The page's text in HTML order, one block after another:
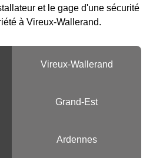
et le gage d'une sécurité
à Vireux-Wallerand.
Vireux-Wallerand
Grand-Est
Ardennes